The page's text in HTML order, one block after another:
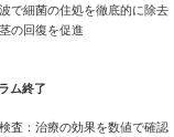
で細菌の住処を徹底的に除去
の回復を促進
ム終了
査：治療の効果を数値で確認